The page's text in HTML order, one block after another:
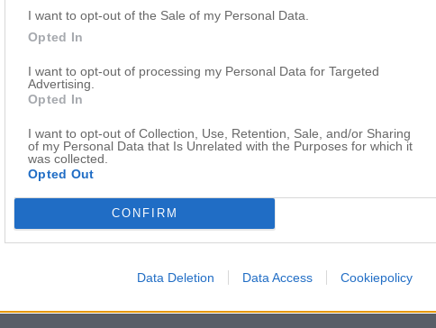
I want to opt-out of the Sale of my Personal Data.
Opted In
I want to opt-out of processing my Personal Data for Targeted
Advertising.
Opted In
I want to opt-out of Collection, Use, Retention, Sale, and/or Sharing
of my Personal Data that Is Unrelated with the Purposes for which it
was collected.
Opted Out
CONFIRM
Data Deletion Data Access Cookiepolicy